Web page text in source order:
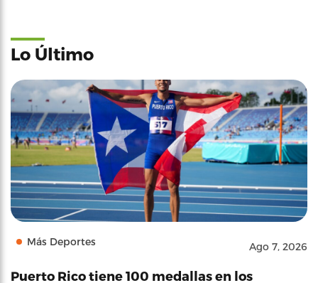
Lo Último
Más Deportes Ago 7, 2026
Puerto Rico tiene 100 medallas en los